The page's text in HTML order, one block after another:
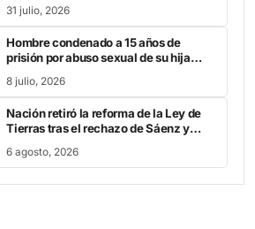
Hombre condenado a 15 años de
prisión por abuso sexual de su hija
durante la pandemia
8 julio, 2026
Nación retiró la reforma de la Ley de
Tierras tras el rechazo de Sáenz y
otros gobernadores
6 agosto, 2026